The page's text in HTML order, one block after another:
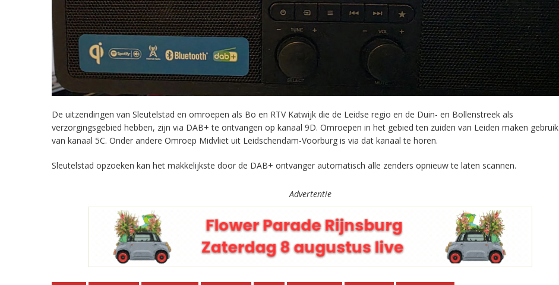
De uitzendingen van Sleutelstad en omroepen als Bo en RTV Katwijk die de Leidse regio en de Duin- en Bollenstreek als
verzorgingsgebied hebben, zijn via DAB+ te ontvangen op kanaal 9D. Omroepen in het gebied ten zuiden van Leiden maken gebruik
van kanaal 5C. Onder andere Omroep Midvliet uit Leidschendam-Voorburg is via dat kanaal te horen.
Sleutelstad opzoeken kan het makkelijkste door de DAB+ ontvanger automatisch alle zenders opnieuw te laten scannen.
Advertentie